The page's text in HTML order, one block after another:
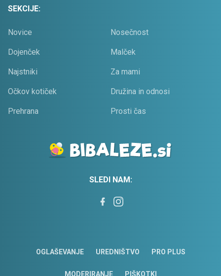
SEKCIJE:
Novice Nosečnost
Dojenček Malček
Najstniki Za mami
Očkov kotiček Družina in odnosi
Prehrana Prosti čas
SLEDI NAM:
OGLAŠEVANJE UREDNIŠTVO PRO PLUS
MODERIRANJE PIŠKOTKI